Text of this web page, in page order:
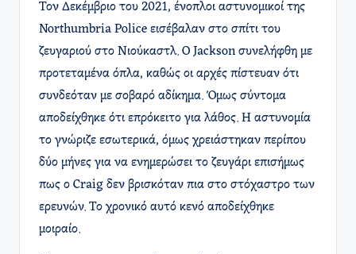
Τον Δεκέμβριο του 2021, ένοπλοι αστυνομικοί της
Northumbria Police εισέβαλαν στο σπίτι του
ζευγαριού στο Νιούκαστλ. Ο Jackson συνελήφθη με
προτεταμένα όπλα, καθώς οι αρχές πίστευαν ότι
συνδεόταν με σοβαρό αδίκημα. Όμως σύντομα
αποδείχθηκε ότι επρόκειτο για λάθος. Η αστυνομία
το γνώριζε εσωτερικά, όμως χρειάστηκαν περίπου
δύο μήνες για να ενημερώσει το ζευγάρι επισήμως
πως ο Craig δεν βρισκόταν πια στο στόχαστρο των
ερευνών. Το χρονικό αυτό κενό αποδείχθηκε
μοιραίο.